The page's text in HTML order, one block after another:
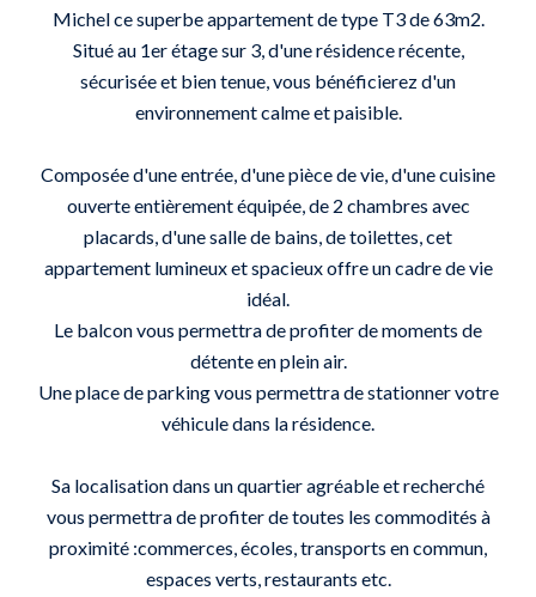
Michel ce superbe appartement de type T3 de 63m2.
Situé au 1er étage sur 3, d'une résidence récente,
sécurisée et bien tenue, vous bénéficierez d'un
environnement calme et paisible.
Composée d'une entrée, d'une pièce de vie, d'une cuisine
ouverte entièrement équipée, de 2 chambres avec
placards, d'une salle de bains, de toilettes, cet
appartement lumineux et spacieux offre un cadre de vie
idéal.
Le balcon vous permettra de profiter de moments de
détente en plein air.
Une place de parking vous permettra de stationner votre
véhicule dans la résidence.
Sa localisation dans un quartier agréable et recherché
vous permettra de profiter de toutes les commodités à
proximité :commerces, écoles, transports en commun,
espaces verts, restaurants etc.